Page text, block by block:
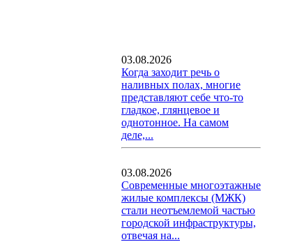
03.08.2026
Когда заходит речь о
наливных полах, многие
представляют себе что-то
гладкое, глянцевое и
однотонное. На самом
деле,...
03.08.2026
Современные многоэтажные
жилые комплексы (МЖК)
стали неотъемлемой частью
городской инфраструктуры,
отвечая на...